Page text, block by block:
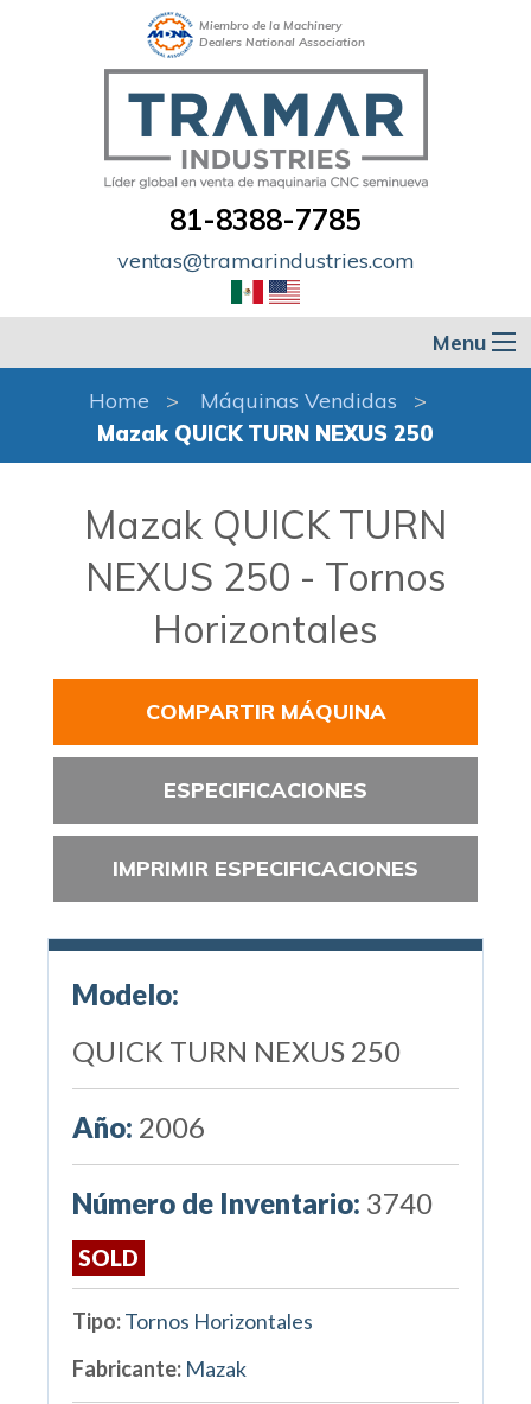
Miembro de la Machinery
Dealers National Association
81-8388-7785
ventas@tramarindustries.com
Menu
Home
Máquinas Vendidas
Mazak QUICK TURN NEXUS 250
Mazak QUICK TURN
NEXUS 250 - Tornos
Horizontales
COMPARTIR MÁQUINA
ESPECIFICACIONES
IMPRIMIR ESPECIFICACIONES
Modelo:
QUICK TURN NEXUS 250
Año: 2006
Número de Inventario: 3740
SOLD
Tipo:Tornos Horizontales
Fabricante: Mazak